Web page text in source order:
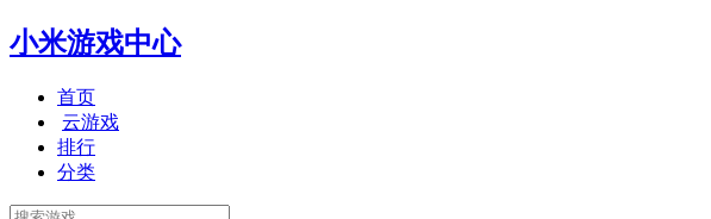
小米游戏中心
首页
云游戏
排行
分类